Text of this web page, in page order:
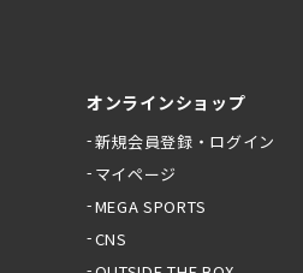
オンラインショップ
新規会員登録・ログイン
マイページ
MEGA SPORTS
CNS